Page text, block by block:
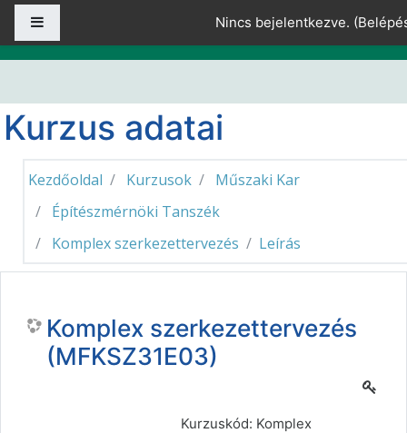
Tovább a fő tartalomhoz
Nincs bejelentkezve. (
Kurzus adatai
Kezdőoldal Kurzusok
Műszaki Kar
Építészmérnöki Tanszék
Komplex szerkezettervezés
Leírás
Komplex szerkezettervezés
(MFKSZ31E03)
Kurzuskód: Komplex